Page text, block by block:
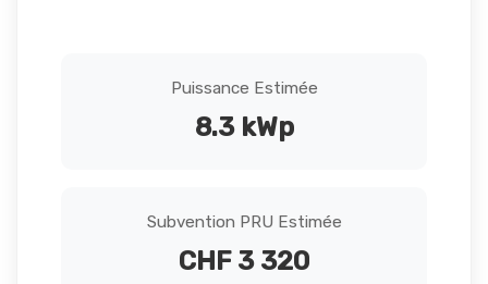
Puissance Estimée
8.3kWp
Subvention PRU Estimée
CHF 3 320